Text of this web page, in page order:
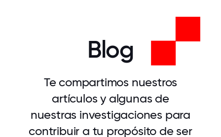
Blog
Te compartimos nuestros
artículos y algunas de
nuestras investigaciones para
contribuir a tu propósito de ser